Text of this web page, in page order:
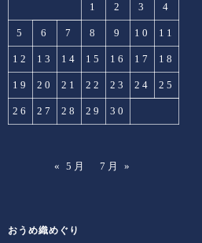
1 2 3 4
5 6 7 8 9 10 11
12 13 14 15 16 17 18
19 20 21 22 23 24 25
26 27 28 29 30
« 5月 7月 »
おうめ織めぐり